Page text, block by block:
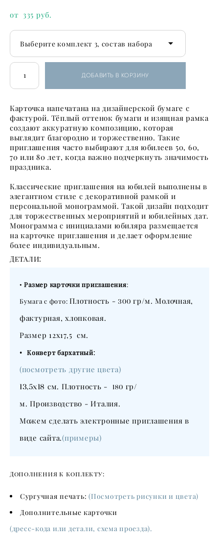
от 335 pуб.
Выберите комплект 3, состав набора
ДОБАВИТЬ В КОРЗИНУ
Карточка напечатана на дизайнерской бумаге с
фактурой. Тёплый оттенок бумаги и изящная рамка
создают аккуратную композицию, которая
выглядит благородно и торжественно. Такие
приглашения часто выбирают для юбилеев 50, 60,
70 или 80 лет, когда важно подчеркнуть значимость
праздника.
Классические приглашения на юбилей выполнены в
элегантном стиле с декоративной рамкой и
персональной монограммой. Такой дизайн подходит
для торжественных мероприятий и юбилейных дат.
Монограмма с инициалами юбиляра размещается
на карточке приглашения и делает оформление
более индивидуальным.
Детали:
• Размер карточки приглашения:
Бумага с фото:Плотность -300 гр/м. Молочная,
фактурная, хлопковая.
Размер 12х17,5 см.
•Конверт бархатный:
(посмотреть другие цвета)
13,5х18 см. Плотность - 180 гр/
м. Производство - Италия.
Можем сделать электронные приглашения в
виде сайта.(примеры)
Дополнения к коплекту:
Сургучная печать:(Посмотреть рисунки и цвета)
Дополнительные карточки
(дресс-кода или детали, схема проезда).